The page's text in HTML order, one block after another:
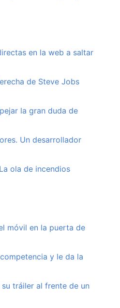
en la web a saltar
de Steve Jobs
la gran duda de
Un desarrollador
ola de incendios
móvil en la puerta de
y le da la
tráiler al frente de un